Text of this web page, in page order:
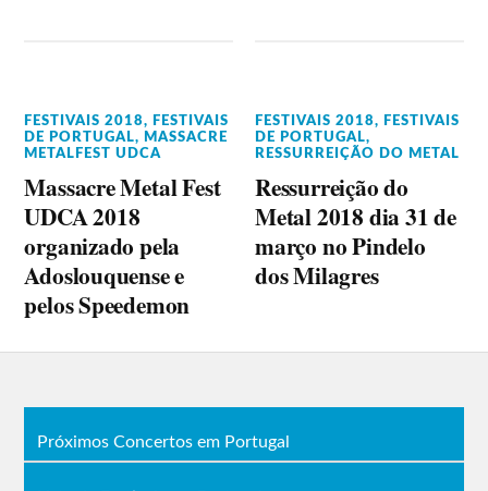
FESTIVAIS 2018,
FESTIVAIS
DE PORTUGAL, MASSACRE
METALFEST UDCA
Massacre Metal Fest
UDCA 2018
organizado pela
Adoslouquense e
pelos Speedemon
FESTIVAIS 2018,
FESTIVAIS
DE PORTUGAL,
RESSURREIÇÃO DO METAL
Ressurreição do
Metal 2018 dia 31 de
março no Pindelo
dos Milagres
Próximos Concertos em Portugal